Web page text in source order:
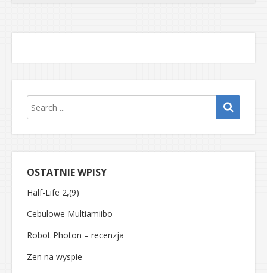
OSTATNIE WPISY
Half-Life 2,(9)
Cebulowe Multiamiibo
Robot Photon – recenzja
Zen na wyspie